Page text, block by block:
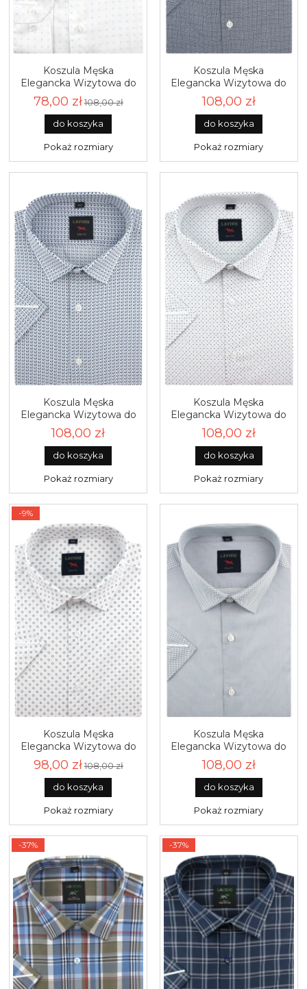
Koszula Męska
Elegancka Wizytowa do
garnituru biała we wzorki
z długim rękawem w
kroju SLIM FIT Laviino
J496
78,00 zł108,00 zł
do koszyka
Pokaż rozmiary
Koszula Męska
Elegancka Wizytowa do
garnituru granatowa we
wzorki z krótkim
rękawem w kroju SLIM
FIT Laviino R015
108,00 zł
do koszyka
Pokaż rozmiary
Koszula Męska
Elegancka Wizytowa do
garnituru biała we wzorki
z krótkim rękawem w
kroju SLIM FIT Laviino
R007
108,00 zł
do koszyka
Pokaż rozmiary
Koszula Męska
Elegancka Wizytowa do
garnituru biała we wzorki
z krótkim rękawem w
kroju SLIM FIT Laviino
R011
108,00 zł
do koszyka
Pokaż rozmiary
Koszula Męska
Elegancka Wizytowa do
garnituru biała w kółka
kropki z krótkim
rękawem w kroju SLIM
FIT Laviino R008
98,00 zł108,00 zł
do koszyka
Pokaż rozmiary
-9%
Koszula Męska
Elegancka Wizytowa do
garnituru biała w kropki z
krótkim rękawem w kroju
SLIM FIT Laviino P997
108,00 zł
do koszyka
Pokaż rozmiary
-37% -37%